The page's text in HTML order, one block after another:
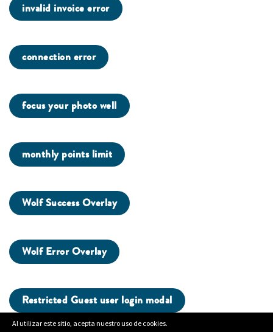
invalid invoice error
connection error
focus your photo well
monthly points limit
Wolf Success Overlay
Wolf Error Overlay
Restricted Guest user login modal
Al utilizar este sitio, acepta nuestro uso de cookies.